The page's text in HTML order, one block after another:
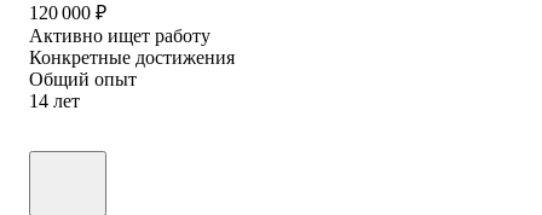
120 000 ₽
Активно ищет работу
Конкретные достижения
Общий опыт
14 лет